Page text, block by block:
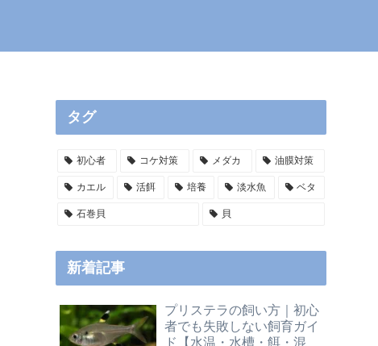
タグ
初心者 コケ対策 メダカ 油膜対策
カエル 活餌 培養 淡水魚 ベタ
石巻貝 貝
新着記事
プリステラの飼い方｜初心
者でも失敗しない飼育ガイ
ド【水温・水槽・餌・混